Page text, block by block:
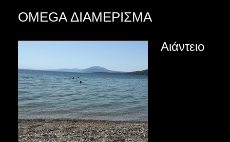
OMEGA ΔΙΑΜΕΡΙΣΜΑ
Αιάντειο